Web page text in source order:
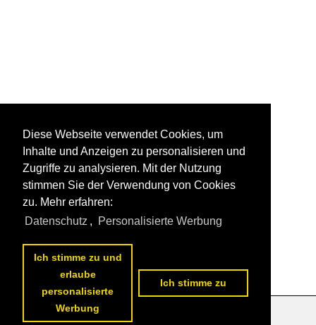
Datenschutzerklärung
Diese Webseite verwendet Cookies, um
Inhalte und Anzeigen zu personalisieren und
Zugriffe zu analysieren. Mit der Nutzung
stimmen Sie der Verwendung von Cookies
zu. Mehr erfahren:
Datenschutz , Personalisierte Werbung
Ich stimme zu und
erlaube
personalisierte
Werbung
Ich stimme zu